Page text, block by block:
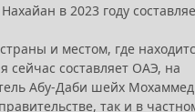
в 2023 году
и местом, где
составляет ОАЭ, на
Абу-Даби шейх Мохаммед
так и в